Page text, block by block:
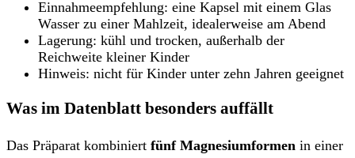
Einnahmeempfehlung: eine Kapsel mit einem Glas
Wasser zu einer Mahlzeit, idealerweise am Abend
Lagerung: kühl und trocken, außerhalb der
Reichweite kleiner Kinder
Hinweis: nicht für Kinder unter zehn Jahren geeignet
Was im Datenblatt besonders auffällt
Das Präparat kombiniert fünf Magnesiumformen in einer